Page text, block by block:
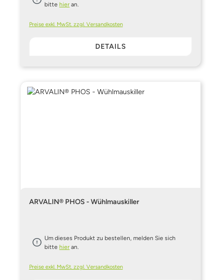
bittehier an.
Preise exkl. MwSt. zzgl. Versandkosten
DETAILS
ARVALIN® PHOS - Wühlmauskiller
Um dieses Produkt zu bestellen, melden Sie sich
bittehier an.
Preise exkl. MwSt. zzgl. Versandkosten